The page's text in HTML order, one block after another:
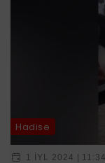
Hadisə
1 IYL 2024 | 11:34